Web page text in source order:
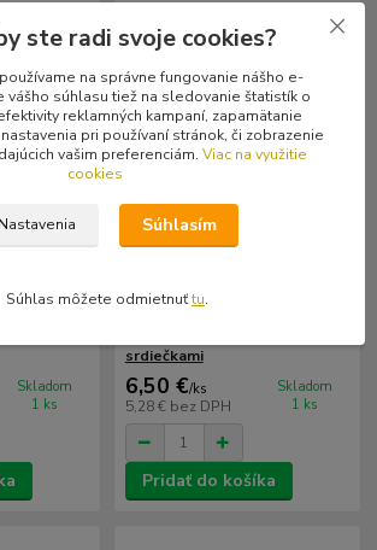
Skladom
1 ks
srdiečkami
6,50 €/ks
5,28 € bez DPH
Skladom
1 ks
Pridať do košíka
ste radi svoje cookies?
na správne fungovanie nášho e-
vášho súhlasu tiež na sledovanie štatistík o
reklamných kampaní, zapamätanie
pri používaní stránok, či zobrazenie
vašim preferenciám. Viac na využitie
cookies
Nastavenia Súhlasím
Súhlas môžete odmietnuťtu.